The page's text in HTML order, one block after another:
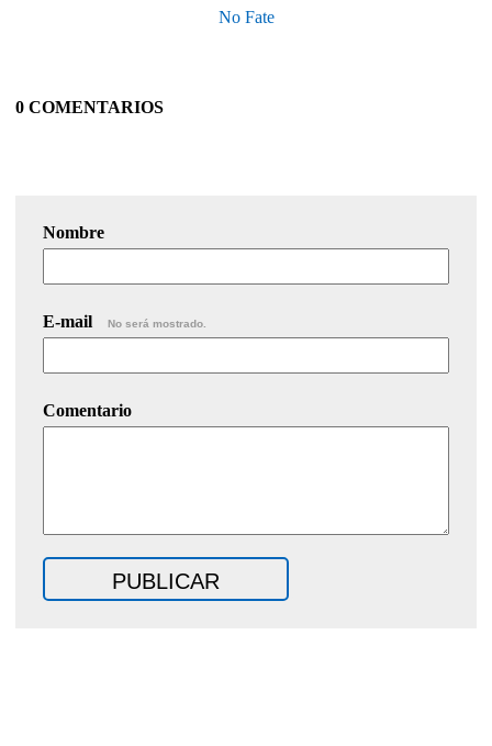
No Fate
0 COMENTARIOS
Nombre
E-mail No será mostrado.
Comentario